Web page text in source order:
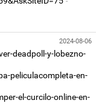
2024-08-06
deadpoll-y-lobezno-
peliculacompleta-en-
el-curcilo-online-en-